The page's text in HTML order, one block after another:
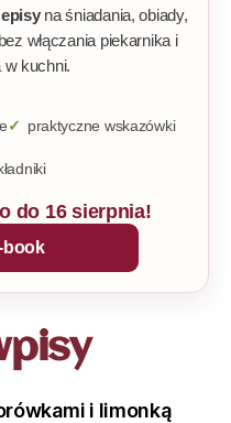
na śniadania, obiady,
włączania piekarnika i
w kuchni.
praktyczne wskazówki
do 16 sierpnia!
book
i limonką